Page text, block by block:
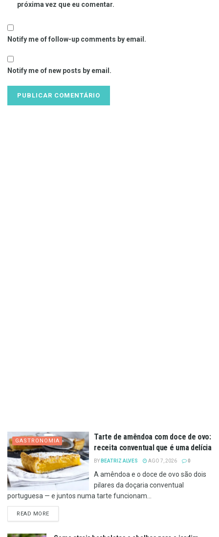
próxima vez que eu comentar.
Notify me of follow-up comments by email.
Notify me of new posts by email.
GASTRONOMIA
Tarte de amêndoa com doce de ovo:
receita conventual que é uma delícia
BY BEATRIZ ALVES AGO 7, 2026 0
A amêndoa e o doce de ovo são dois
pilares da doçaria conventual
portuguesa — e juntos numa tarte funcionam...
READ MOREDETAILS